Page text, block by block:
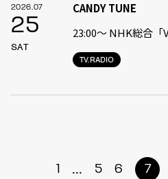
2026.07
25
SAT
TV.RADIO
CANDY TUNE
23:00〜 NHK総合「
1 ... 5 6 7